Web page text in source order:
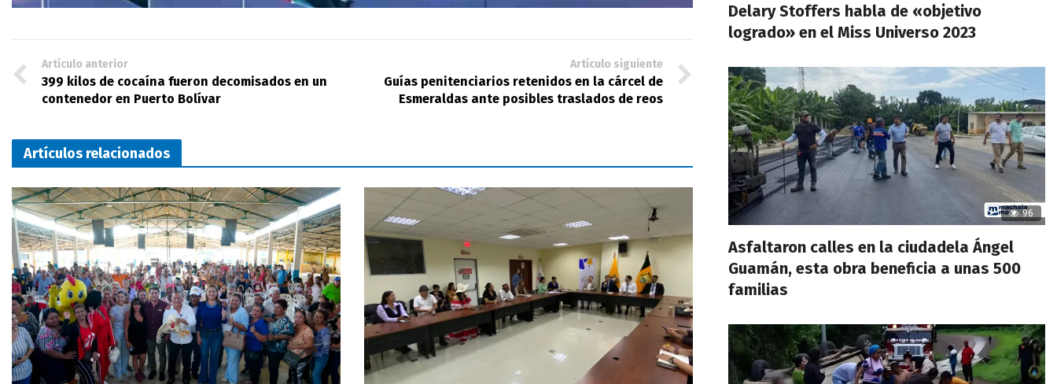
Artículo anterior
399 kilos de cocaína fueron decomisados en un
contenedor en Puerto Bolívar
Artículo siguiente
Guías penitenciarios retenidos en la cárcel de
Esmeraldas ante posibles traslados de reos
Artículos relacionados
Delary Stoffers habla de «objetivo
logrado» en el Miss Universo 2023
96
Asfaltaron calles en la ciudadela Ángel
Guamán, esta obra beneficia a unas 500
familias